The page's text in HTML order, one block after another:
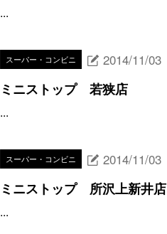
...
スーパー・コンビニ 2014/11/03
ミニストップ 若狭店
...
スーパー・コンビニ 2014/11/03
ミニストップ 所沢上新井店
...